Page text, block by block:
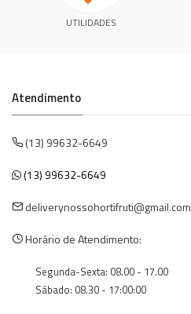
UTILIDADES
Atendimento
(13) 99632-6649
(13) 99632-6649
deliverynossohortifruti@gmail.com
Horário de Atendimento:
Segunda-Sexta: 08.00 - 17.00
Sábado: 08.30 - 17:00:00